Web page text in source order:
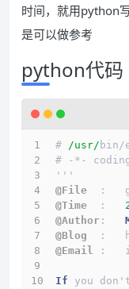
时间，就用python
是可以做参考
python代码
# /usr/ bin /
#
-*-
'''
@File
:
@Time
  :
@Author :
@Blog
:
@Email :
If you